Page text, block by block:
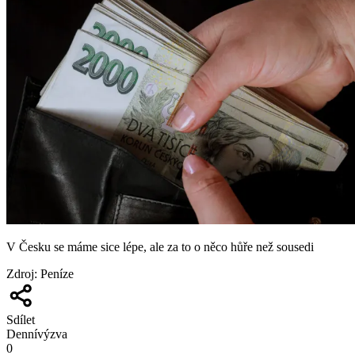
V Česku se máme sice lépe, ale za to o něco hůře než sousedi
Zdroj: Peníze
Sdílet
Dennívýzva
0